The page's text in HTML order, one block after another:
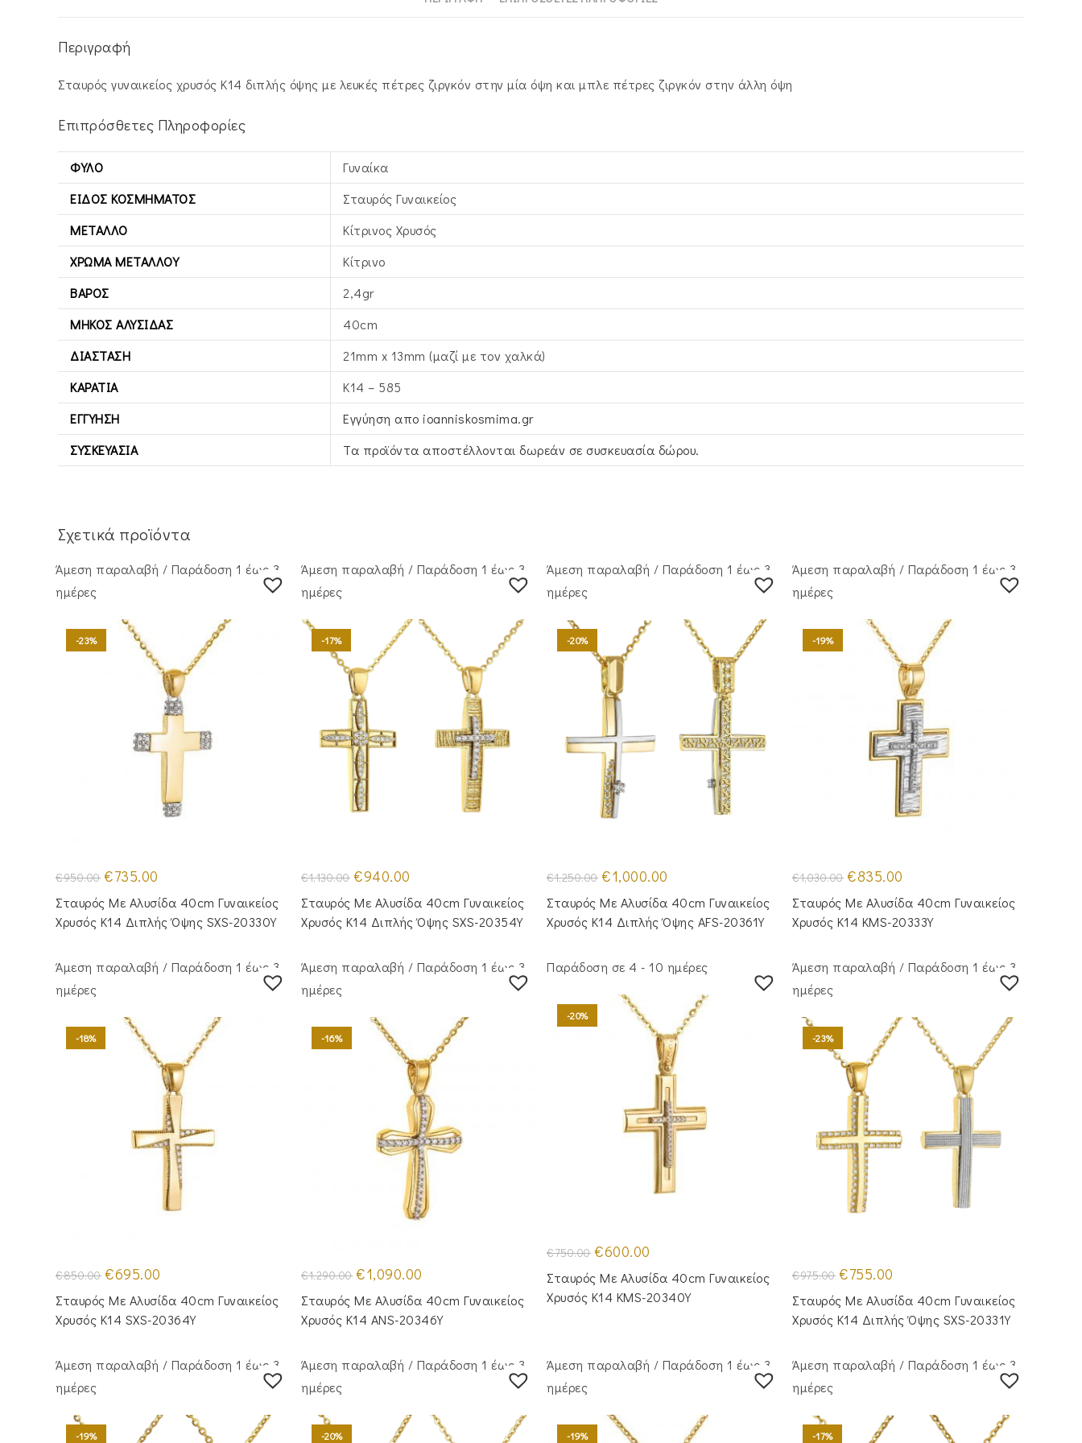
Περιγραφή
Σταυρός γυναικείος χρυσός Κ14 διπλής όψης με λευκές πέτρες ζιργκόν στην μία όψη και μπλε πέτρες ζιργκόν στην άλλη όψη
Επιπρόσθετες Πληροφορίες
ΦΎΛΟ
Γυναίκα
ΕΊΔΟΣ ΚΟΣΜΉΜΑΤΟΣ
Σταυρός Γυναικείος
ΜΈΤΑΛΛΟ
Κίτρινος Xρυσός
ΧΡΏΜΑ ΜΕΤΆΛΛΟΥ
Κίτρινο
ΒΆΡΟΣ
2,4gr
ΜΉΚΟΣ ΑΛΥΣΊΔΑΣ
40cm
ΔΙΆΣΤΑΣΗ
21mm x 13mm (μαζί με τον χαλκά)
ΚΑΡΆΤΙΑ
Κ14 – 585
ΕΓΓΎΗΣΗ
Εγγύηση απο ioanniskosmima.gr
ΣΥΣΚΕΥΑΣΊΑ
Τα προϊόντα αποστέλλονται δωρεάν σε συσκευασία δώρου.
Σχετικά προϊόντα
Άμεση παραλαβή / Παράδoση 1 έως 3
ημέρες
-23%
€950.00 Original
price
was:
€950.00.
€735.00
τιμή
είναι:
€735.00.
Σταυρός Με Αλυσίδα 40cm Γυναικείος
Χρυσός Κ14 Διπλής Όψης SXS-20330Y
Άμεση παραλαβή / Παράδoση 1 έως 3
ημέρες
-17%
€1,130.00 Original
price
was:
€1,130.00.
€940.00
τιμή
είναι:
€940.00.
Σταυρός Με Αλυσίδα 40cm Γυναικείος
Χρυσός Κ14 Διπλής Όψης SXS-20354Y
Άμεση παραλαβή / Παράδoση 1 έως 3
ημέρες
-20%
€1,250.00 Original
price
was:
€1,250.00.
€1,000.00
τιμή
είναι:
€1,000.00.
Σταυρός Με Αλυσίδα 40cm Γυναικείος
Χρυσός Κ14 Διπλής Όψης AFS-20361Y
Άμεση παραλαβή / Παράδoση 1 έως 3
ημέρες
-19%
€1,030.00 Original
price
was:
€1,030.00.
€835.00
τιμή
είναι:
€835.00.
Σταυρός Mε Aλυσίδα 40cm Γυναικείος
Χρυσός Κ14 KMS-20333Y
Άμεση παραλαβή / Παράδoση 1 έως 3
ημέρες
-18%
€850.00 Original
price
was:
€850.00.
€695.00
τιμή
είναι:
€695.00.
Σταυρός Με Αλυσίδα 40cm Γυναικείος
Χρυσός Κ14 SXS-20364Y
Άμεση παραλαβή / Παράδoση 1 έως 3
ημέρες
-16%
€1,290.00 Original
price
was:
€1,290.00.
€1,090.00
τιμή
είναι:
€1,090.00.
Σταυρός Mε Aλυσίδα 40cm Γυναικείος
Χρυσός Κ14 ANS-20346Y
Παράδοση σε 4 - 10 ημέρες
-20%
€750.00 Original
price
was:
€750.00.
€600.00
τιμή
είναι:
€600.00.
Σταυρός Με Αλυσίδα 40cm Γυναικείος
Χρυσός Κ14 KMS-20340Y
Άμεση παραλαβή / Παράδoση 1 έως 3
ημέρες
-23%
€975.00 Original
price
was:
€975.00.
€755.00
τιμή
είναι:
€755.00.
Σταυρός Με Αλυσίδα 40cm Γυναικείος
Χρυσός Κ14 Διπλής Όψης SXS-20331Y
Άμεση παραλαβή / Παράδoση 1 έως 3
ημέρες
-19%
Άμεση παραλαβή / Παράδoση 1 έως 3
ημέρες
-20%
Άμεση παραλαβή / Παράδoση 1 έως 3
ημέρες
-19%
Άμεση παραλαβή / Παράδoση 1 έως 3
ημέρες
-17%